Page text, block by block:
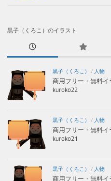
黒子（くろこ）のイラスト
黒子（くろこ） / 人物
商用フリー・無料
kuroko22
黒子（くろこ） / 人物
商用フリー・無料
kuroko21
黒子（くろこ） / 人物
商用フリー・無料